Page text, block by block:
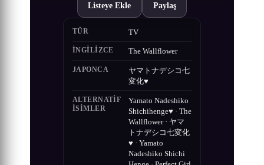
Listeye Ekle Paylaş
TÜR TV
İNGILIZCE The Wallflower
JAPONCA
ヤマトナデシコ七
変化♥
ALTERNATIF
ISIMLER
Yamato Nadeshiko
Shichihenge♥ · The
Wallflower · ヤマ
トナデシコ七変化
♥ · Yamato
Nadeshiko Shichi